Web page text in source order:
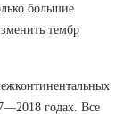
большие
тембр
годах. Все